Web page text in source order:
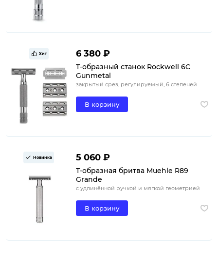
Хит 6 380 ₽
Т-образный станок Rockwell 6C
Gunmetal
закрытый срез, регулируемый, 6 степеней
В корзину
Новинка 5 060 ₽
Т-образная бритва Muehle R89
Grande
с удлинённой ручкой и мягкой геометрией
В корзину